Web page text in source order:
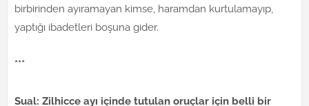
birbirinden ayıramayan kimse, haramdan kurtulamayıp,
yaptığı ibadetleri boşuna gider.
***
Sual: Zilhicce ayı içinde tutulan oruçlar için belli bir